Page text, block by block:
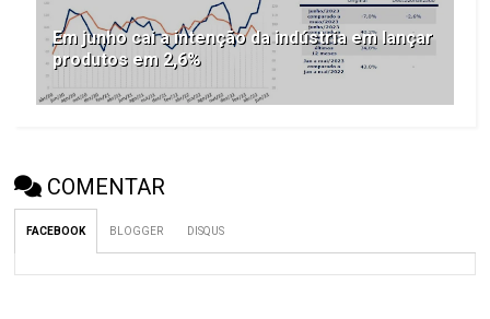
Em junho cai a intenção da indústria em lançar
produtos em 2,6%
COMENTAR
FACEBOOK BLOGGER DISQUS